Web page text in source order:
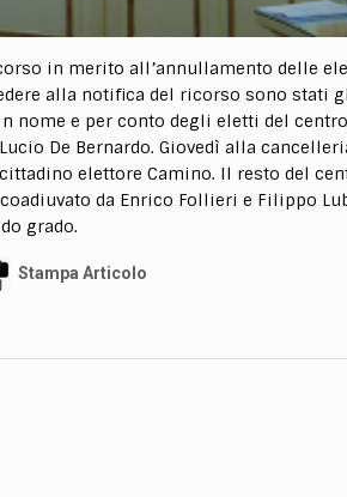
in merito all’annullamento delle
alla notifica del ricorso sono stati
nome e per conto degli eletti del
De Bernardo. Giovedì alla
elettore Camino. Il resto del
da Enrico Follieri e Filippo
grado.
Stampa Articolo